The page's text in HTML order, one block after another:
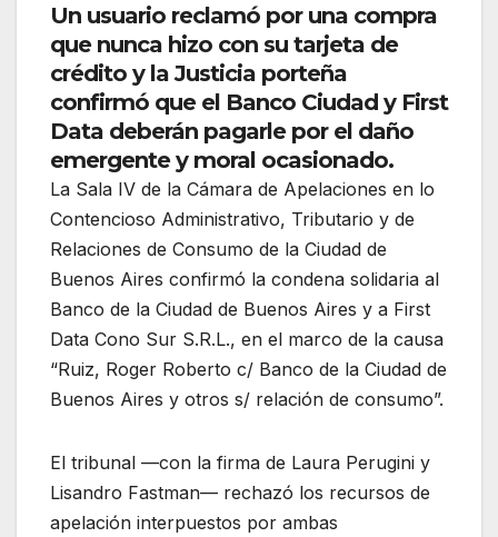
Un usuario reclamó por una compra
que nunca hizo con su tarjeta de
crédito y la Justicia porteña
confirmó que el Banco Ciudad y First
Data deberán pagarle por el daño
emergente y moral ocasionado.
La Sala IV de la Cámara de Apelaciones en lo
Contencioso Administrativo, Tributario y de
Relaciones de Consumo de la Ciudad de
Buenos Aires confirmó la condena solidaria al
Banco de la Ciudad de Buenos Aires y a First
Data Cono Sur S.R.L., en el marco de la causa
“Ruiz, Roger Roberto c/ Banco de la Ciudad de
Buenos Aires y otros s/ relación de consumo”.
El tribunal —con la firma de Laura Perugini y
Lisandro Fastman— rechazó los recursos de
apelación interpuestos por ambas